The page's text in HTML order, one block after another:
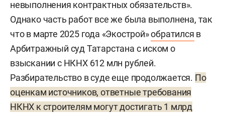
невыполнения контрактных обязательств».
Однако часть работ все же была выполнена, так
что в марте 2025 года «Экострой»обратился в
Арбитражный суд Татарстана с иском о
взыскании с НКНХ 612 млн рублей.
Разбирательство в суде еще продолжается. По
оценкам источников, ответные требования
НКНХ к строителям могут достигать 1 млрд